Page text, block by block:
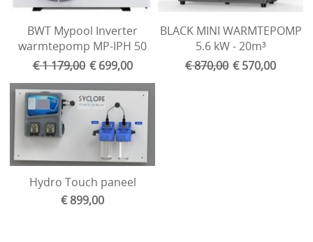
Reiniging
Tegenstroom zwemapparaten
Verlichting
Verwarmen
Vilt en isolatie
Waterbehandeling
Waterreservoir
BWT Mypool Inverter
warmtepomp MP-IPH 50
€ 1 179,00 € 699,00
BLACK MINI WARMTEPOMP
5.6 kW - 20m³
€ 870,00 € 570,00
Hydro Touch paneel
€ 899,00